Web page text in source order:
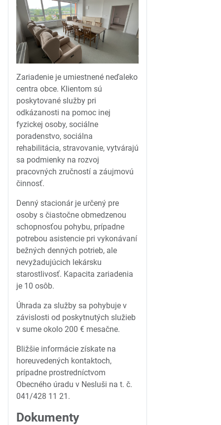
Zariadenie je umiestnené neďaleko
centra obce. Klientom sú
poskytované služby pri
odkázanosti na pomoc inej
fyzickej osoby, sociálne
poradenstvo, sociálna
rehabilitácia, stravovanie, vytvárajú
sa podmienky na rozvoj
pracovných zručností a záujmovú
činnosť.
Denný stacionár je určený pre
osoby s čiastočne obmedzenou
schopnosťou pohybu, prípadne
potrebou asistencie pri vykonávaní
bežných denných potrieb, ale
nevyžadujúcich lekársku
starostlivosť. Kapacita zariadenia
je 10 osôb.
Úhrada za služby sa pohybuje v
závislosti od poskytnutých služieb
v sume okolo 200 € mesačne.
Bližšie informácie získate na
horeuvedených kontaktoch,
prípadne prostredníctvom
Obecného úradu v Nesluši na t. č.
041/428 11 21.
Dokumenty